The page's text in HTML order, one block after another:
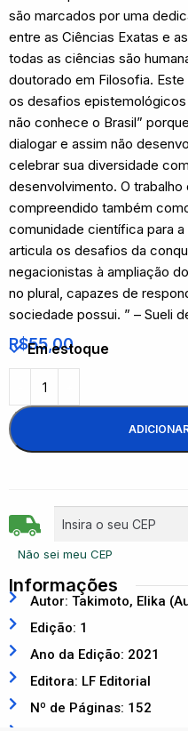
são marcados por uma
entre as Ciências Exatas e
todas as ciências são
doutorado em Filosofia.
os desafios
não conhece o Brasil”
dialogar e assim não
celebrar sua diversidade
desenvolvimento. O
compreendido também
comunidade científica para
articula os desafios da
negacionistas à ampliação
no plural, capazes de
sociedade possui. ” – Sueli
R$55,00
Em estoque
Não sei meu CEP
Informações
Autor: Takimoto, Elika
Edição: 1
Ano da Edição: 2021
Editora: LF Editorial
Nº de Páginas: 152